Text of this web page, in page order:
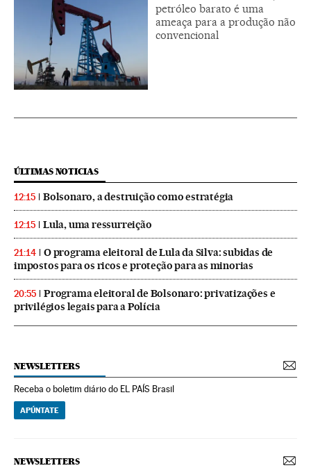
petróleo barato é uma
ameaça para a produção não
convencional
ÚLTIMAS NOTICIAS
12:15 Bolsonaro, a destruição como estratégia
12:15 Lula, uma ressurreição
21:14
O programa eleitoral de Lula da Silva: subidas de
impostos para os ricos e proteção para as minorias
20:55
Programa eleitoral de Bolsonaro: privatizações e
privilégios legais para a Polícia
NEWSLETTERS
Receba o boletim diário do EL PAÍS Brasil
APÚNTATE
NEWSLETTERS